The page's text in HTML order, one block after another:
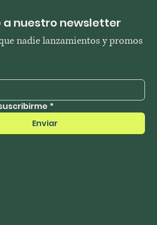
a nuestro newsletter
nadie lanzamientos y promos
*
Enviar